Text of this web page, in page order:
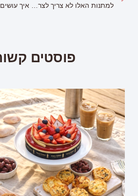
למתנות האלו לא צריך לצרף פתק החלפה
פוסטים